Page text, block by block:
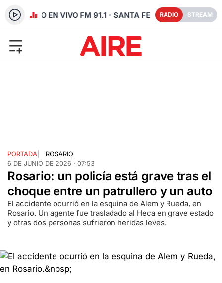
RADIO EN VIVO FM 91.1 - SANTA FE RADIO STREAM
PORTADA
ROSARIO
6 DE JUNIO DE 2026 · 07:53
Rosario: un policía está grave tras el
choque entre un patrullero y un auto
El accidente ocurrió en la esquina de Alem y Rueda, en
Rosario. Un agente fue trasladado al Heca en grave estado
y otras dos personas sufrieron heridas leves.